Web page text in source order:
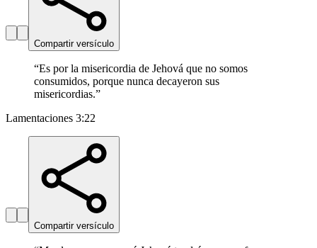
Compartir versículo
“Es por la misericordia de Jehová que no somos
consumidos, porque nunca decayeron sus
misericordias.”
Lamentaciones 3:22
Compartir versículo